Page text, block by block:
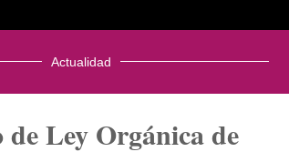
Actualidad
de Ley Orgánica de